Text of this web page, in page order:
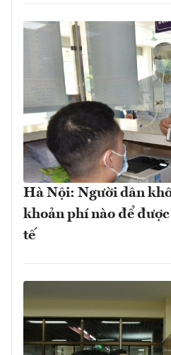
Hà Nội: Người dân
khoản phí nào để
tế